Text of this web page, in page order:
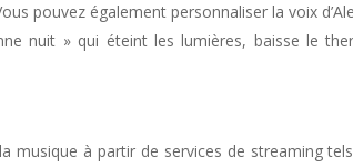
pouvez également personnaliser la voix
nuit » qui éteint les lumières, baisse le
à partir de services de streaming